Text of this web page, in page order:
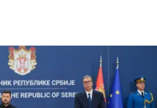
этого недостаточно":
ужесточить санкции против